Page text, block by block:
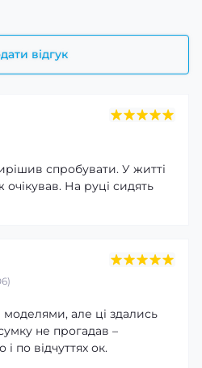
відгук
спробувати. У житті
На руці сидять
але ці здались
не прогадав –
по відчуттях ок.